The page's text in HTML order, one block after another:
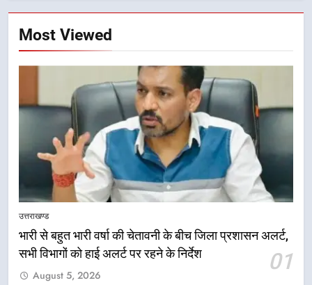
Most Viewed
उत्तराखण्ड
भारी से बहुत भारी वर्षा की चेतावनी के बीच जिला प्रशासन अलर्ट,
सभी विभागों को हाई अलर्ट पर रहने के निर्देश
01
August 5, 2026
5